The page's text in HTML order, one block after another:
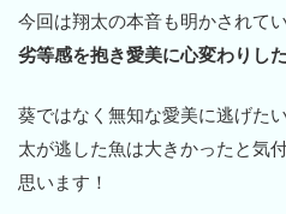
今回は翔太の本音も明かされてい
劣等感を抱き愛美に心変わりした
葵ではなく無知な愛美に逃げた
太が逃した魚は大きかったと気
思います！